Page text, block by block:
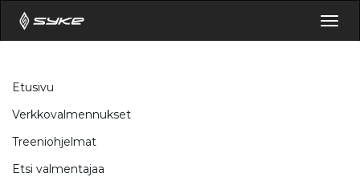
Etusivu
Verkkovalmennukset
Treeniohjelmat
Etsi valmentajaa